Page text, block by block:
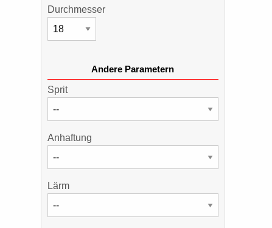
Durchmesser
Andere Parametern
Sprit
Anhaftung
Lärm